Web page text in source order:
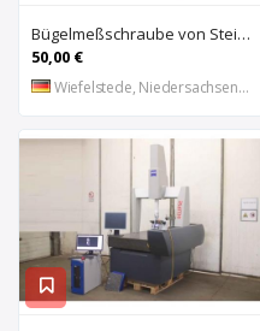
Bügelmeßschraube von Steinmeyer – 100-125 mm
50,00 €
Wiefelstede, Niedersachsen, DE